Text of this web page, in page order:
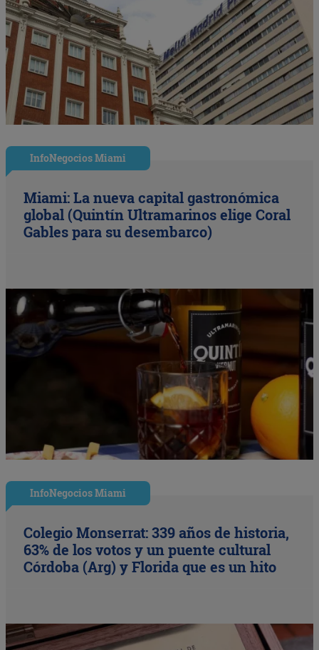
InfoNegocios Miami
Miami: La nueva capital gastronómica
global (Quintín Ultramarinos elige Coral
Gables para su desembarco)
InfoNegocios Miami
Colegio Monserrat: 339 años de historia,
63% de los votos y un puente cultural
Córdoba (Arg) y Florida que es un hito